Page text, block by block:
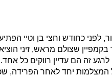
לפני כחודש וחצי בן וטיי
בקמפיין שצולם מראש, זיני
לרגע זה הם עדיין רווקים כל
המצלמות יחד לאחר הפרידה,